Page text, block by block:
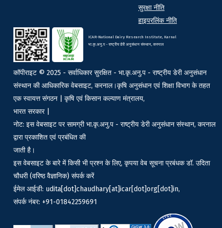
सुरक्षा नीति
हाइपरलिंक नीति
ICAR-National Dairy Research Institute, Karnal
भा.कृ.अनु.प - राष्ट्रीय डेरी अनुसंधान संस्थान, करनाल
कॉपीराइट © 2025 - सर्वाधिकार सुरक्षित - भा.कृ.अनु.प - राष्ट्रीय डेरी अनुसंधान
संस्थान की आधिकारिक वेबसाइट, करनाल।कृषि अनुसंधान एवं शिक्षा विभाग के तहत
एक स्वायत्त संगठन | कृषि एवं किसान कल्याण मंत्रालय,
भारत सरकार |
नोट: इस वेबसाइट पर सामग्री भा.कृ.अनु.प - राष्ट्रीय डेरी अनुसंधान संस्थान, करनाल
द्वारा प्रकाशित एवं प्रबंधित की
जाती है।
इस वेबसाइट के बारे में किसी भी प्रश्न के लिए, कृपया वेब सूचना प्रबंधक डॉ. उदिता
चौधरी (वरिष्ठ वैज्ञानिक) संपर्क करें
ईमेल आईडी: udita[dot]chaudhary[at]icar[dot]org[dot]in,
संपर्क नंबर: +91-01842259691